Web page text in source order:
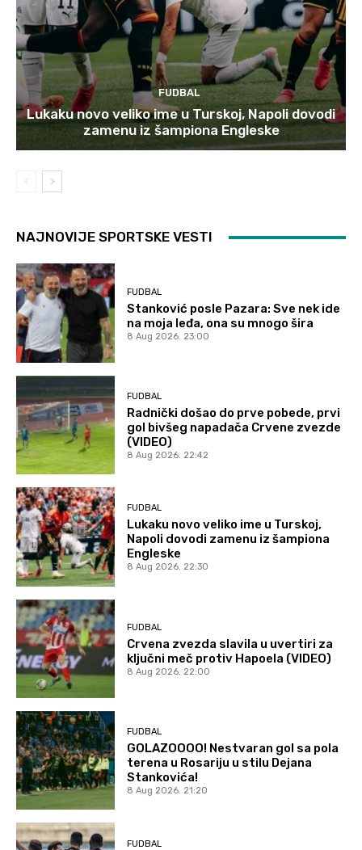
FUDBAL
Lukaku novo veliko ime u Turskoj, Napoli dovodi
zamenu iz šampiona Engleske
NAJNOVIJE SPORTSKE VESTI
FUDBAL
Stanković posle Pazara: Sve nek ide
na moja leđa, ona su mnogo šira
8 Aug 2026. 23:00
FUDBAL
Radnički došao do prve pobede, prvi
gol bivšeg napadača Crvene zvezde
(VIDEO)
8 Aug 2026. 22:42
FUDBAL
Lukaku novo veliko ime u Turskoj,
Napoli dovodi zamenu iz šampiona
Engleske
8 Aug 2026. 22:30
FUDBAL
Crvena zvezda slavila u uvertiri za
ključni meč protiv Hapoela (VIDEO)
8 Aug 2026. 22:00
FUDBAL
GOLAZOOOO! Nestvaran gol sa pola
terena u Rosariju u stilu Dejana
Stankovića!
8 Aug 2026. 21:20
FUDBAL